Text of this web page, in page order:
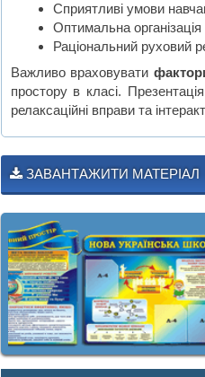
Сприятливі умови
Оптимальна
Раціональний руховий
Важливо враховувати
простору в класі.
релаксаційні вправи та
ЗАВАНТАЖИТИ МАТЕРІАЛ